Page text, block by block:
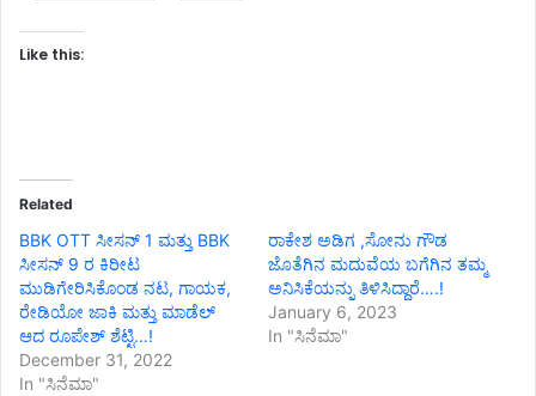
Like this:
Related
BBK OTT ಸೀಸನ್ 1 ಮತ್ತು BBK
ಸೀಸನ್ 9 ರ ಕಿರೀಟ
ಮುಡಿಗೇರಿಸಿಕೊಂಡ ನಟ, ಗಾಯಕ,
ರೇಡಿಯೋ ಜಾಕಿ ಮತ್ತು ಮಾಡೆಲ್
ಆದ ರೂಪೇಶ್ ಶೆಟ್ಟಿ…!
December 31, 2022
In "ಸಿನೆಮಾ"
ರಾಕೇಶ ಅಡಿಗ ,ಸೋನು ಗೌಡ
ಜೊತೆಗಿನ ಮದುವೆಯ ಬಗೆಗಿನ ತಮ್ಮ
ಅನಿಸಿಕೆಯನ್ನು ತಿಳಿಸಿದ್ದಾರೆ….!
January 6, 2023
In "ಸಿನೆಮಾ"